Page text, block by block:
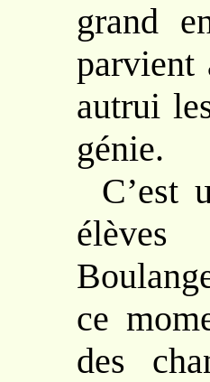
grand
parvient
autrui
génie.
C’est
ce
des